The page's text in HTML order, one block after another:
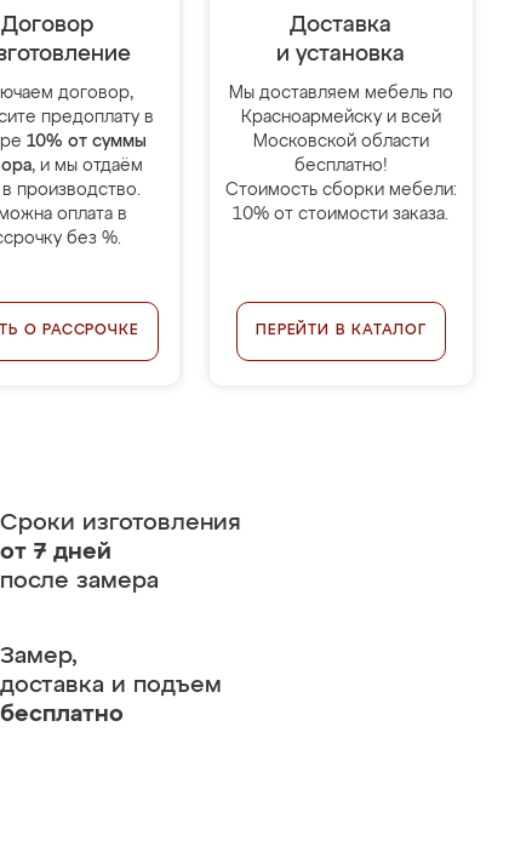
Договор
договор,
предоплату в
10% от суммы
, и мы отдаём
в производство.
оплата в
без %.
О РАССРОЧКЕ
Доставка
и установка
Мы доставляем мебель по
Красноармейску и всей
Московской области
бесплатно!
Стоимость сборки мебели:
10% от стоимости заказа.
ПЕРЕЙТИ В КАТАЛОГ
Сроки изготовления
от 7 дней
после замера
Замер,
доставка и подъем
бесплатно